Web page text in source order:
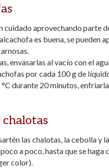
cuidado aprovechando parte
es buena, se pueden
envasarlas al vacío con el
por cada 100 g de
durante 20 minutos,
chalotas
las chalotas, la cebolla y
a poco, hasta que se haga
color).